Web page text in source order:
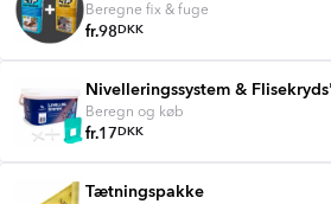
Beregne fix & fuge
fr.98DKK
Nivelleringssystem &
Beregn og køb
fr.17DKK
Tætningspakke